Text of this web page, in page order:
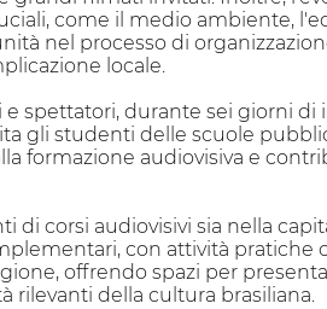
come il medio ambiente,
nel processo di
locale.
e spettatori, durante sei giorni di
gli studenti delle scuole
formazione audiovisiva e
corsi audiovisivi sia nella
con attività pratiche
offrendo spazi per
rilevanti della cultura brasiliana.